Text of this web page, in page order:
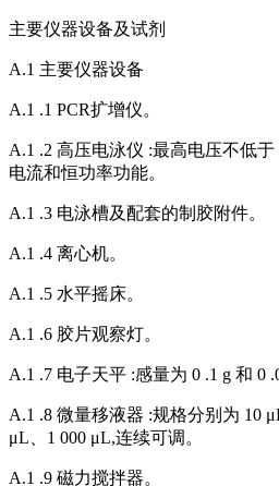
主要仪器设备及试剂
A.1 主要仪器设备
A.1 .1 PCR扩增仪。
A.1 .2 高压电泳仪 :最高电压不低
电流和恒功率功能。
A.1 .3 电泳槽及配套的制胶附件。
A.1 .4 离心机。
A.1 .5 水平摇床。
A.1 .6 胶片观察灯。
A.1 .7 电子天平 :感量为 0 .1 g 和 0
A.1 .8 微量移液器 :规格分别为 10
μL、1 000 μL,连续可调。
A.1 .9 磁力搅拌器。